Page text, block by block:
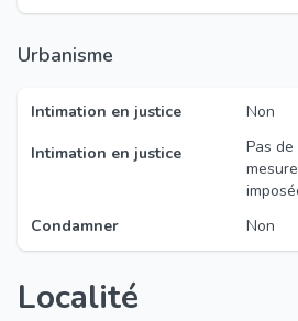
Urbanisme
Intimation en justice
Non
Intimation en justice
Pas
Condamner
Non
Localité